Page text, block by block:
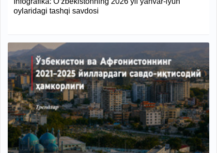
oylaridagi tashqi savdosi